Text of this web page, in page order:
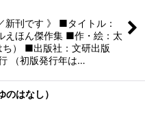
新刊です 》 ■タイトル：
えほん傑作集 ■作・絵：太
ち） ■出版社：文研出版
（初版発行年は…
のはなし）